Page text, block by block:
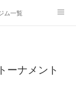
ム一覧
ーナメント